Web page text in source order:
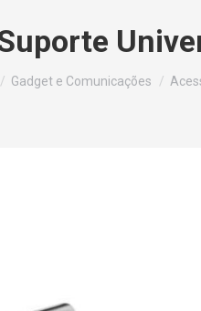
Gadget e Comunicações